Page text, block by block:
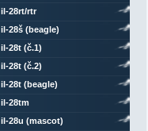
il-28rt/rtr
il-28š (beagle)
il-28t (č.1)
il-28t (č.2)
il-28t (beagle)
il-28tm
il-28u (mascot)